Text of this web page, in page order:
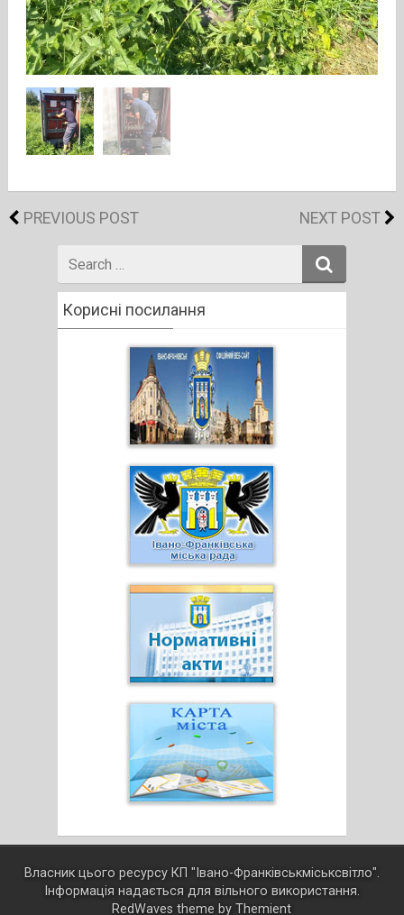
PREVIOUS POST NEXT POST
for
Корисні посилання
Власник цього ресурсу КП "Івано-Франківськміськсвітло".
Інформація надається для вільного використання.
RedWaves theme byThemient